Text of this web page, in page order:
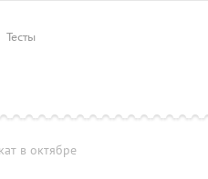
Тесты
в октябре